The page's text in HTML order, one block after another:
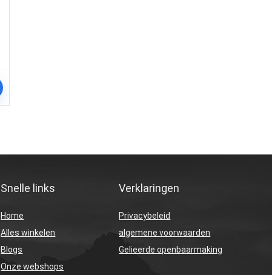
Snelle links
Home
Alles winkelen
Blogs
Onze webshops
Verklaringen
Privacybeleid
algemene voorwaarden
Gelieerde openbaarmaking